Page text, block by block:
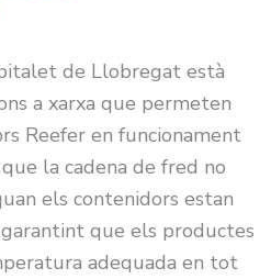
de Llobregat està
a xarxa que permeten
Reefer en funcionament
la cadena de fred no
els contenidors estan
que els productes
adequada en tot